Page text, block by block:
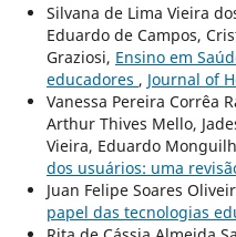
Silvana de Lima Vieira
Eduardo de Campos,
Graziosi, Ensino em
educadores , Journal of
Vanessa Pereira Corrêa
Arthur Thives Mello,
Vieira, Eduardo
dos usuários: uma
Juan Felipe Soares
papel das tecnologias